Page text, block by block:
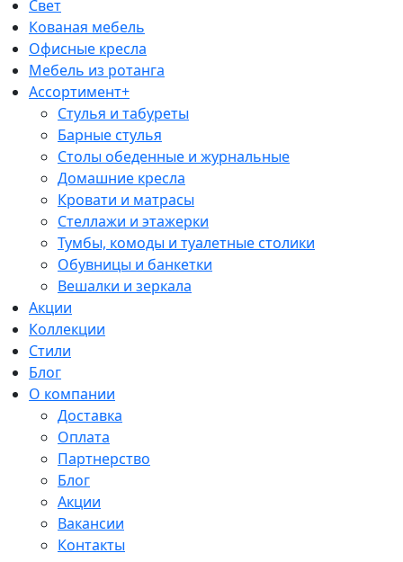
Свет
Кованая мебель
Офисные кресла
Мебель из ротанга
Ассортимент+
Стулья и табуреты
Барные стулья
Столы обеденные и журнальные
Домашние кресла
Кровати и матрасы
Стеллажи и этажерки
Тумбы, комоды и туалетные столики
Обувницы и банкетки
Вешалки и зеркала
Акции
Коллекции
Стили
Блог
О компании
Доставка
Оплата
Партнерство
Блог
Акции
Вакансии
Контакты